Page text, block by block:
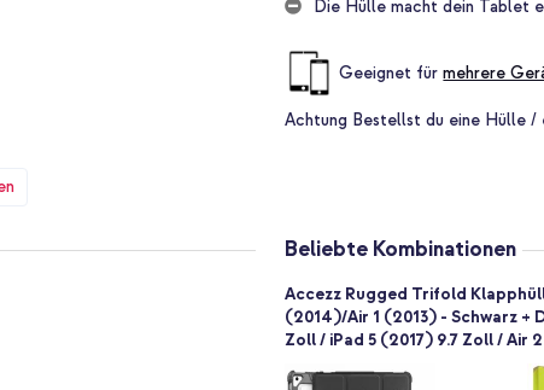
mehr um kleine
übersteht. Ideal, wenn du
bleibt und dein Display vor
führst: Mit dem
sodass deine Hände frei
Klapphülle verfügt über einen
Die Hülle macht dein Tablet
Geeignet fürmehrere
Achtung Bestellst du eine Hülle /
Beliebte Kombinationen
Accezz Rugged Trifold
(2014)/Air 1 (2013) - Schwarz +
Zoll / iPad 5 (2017) 9.7 Zoll / Air